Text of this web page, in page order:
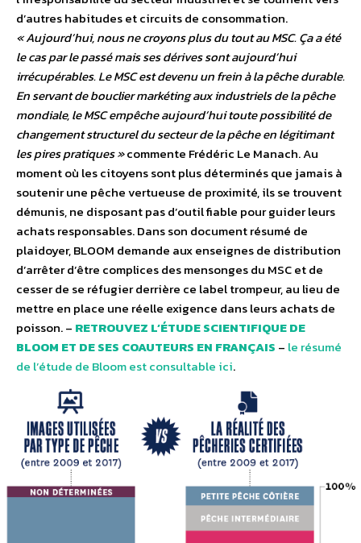
d’autres habitudes et circuits de consommation.
« Aujourd’hui, nous ne croyons plus du tout au MSC. Ça a été
le cas par le passé mais ses dérives sont aujourd’hui
irrécupérables. Le MSC est devenu un frein à la pêche durable.
En servant de bouclier markéting aux industriels de la pêche
mondiale, le MSC empêche aujourd’hui toute possibilité de
changement structurel du secteur de la pêche en légitimant
les pires pratiques »commente Frédéric Le Manach. Au
moment où les citoyens sont plus déterminés que jamais à
soutenir une pêche vertueuse de proximité, ils se trouvent
démunis, ne disposant pas d’outil fiable pour guider leurs
achats responsables. Dans son document résumé de
plaidoyer, BLOOM demande aux enseignes de distribution
d’arrêter d’être complices des mensonges du MSC et de
cesser de se réfugier derrière ce label trompeur, au lieu de
mettre en place une réelle exigence dans leurs achats de
poisson. – RETROUVEZ L’ÉTUDE SCIENTIFIQUE DE
BLOOM ET DE SES COAUTEURS EN FRANÇAIS – le résumé
de l’étude de Bloom est consultable ici.